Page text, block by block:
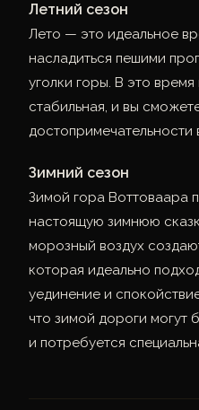
Летний сезон
Лето — это идеальное
насладиться пешими
уголки горы. В это
стабильная, и вы
достопримечательности
Зимний сезон
Зимой гора Воттоваара
настоящую зимнюю
морозный воздух
которая идеально
уединение и
что зимой дороги могут
и потребуется